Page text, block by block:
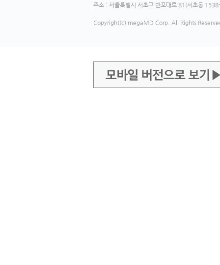
주소 : 서울특별시 서초구 반포대로 81(서초동
Copyright(c) megaMD Corp. All Rights